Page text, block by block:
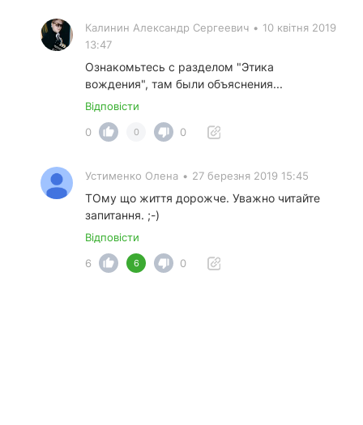
Калинин Александр Сергеевич • 10 квітня 2019
13:47
Ознакомьтесь с разделом "Этика
вождения", там были объяснения...
Відповісти
0
0 0
Устименко Олена • 27 березня 2019 15:45
ТОму що життя дорожче. Уважно читайте
запитання. ;-)
Відповісти
6
6 0